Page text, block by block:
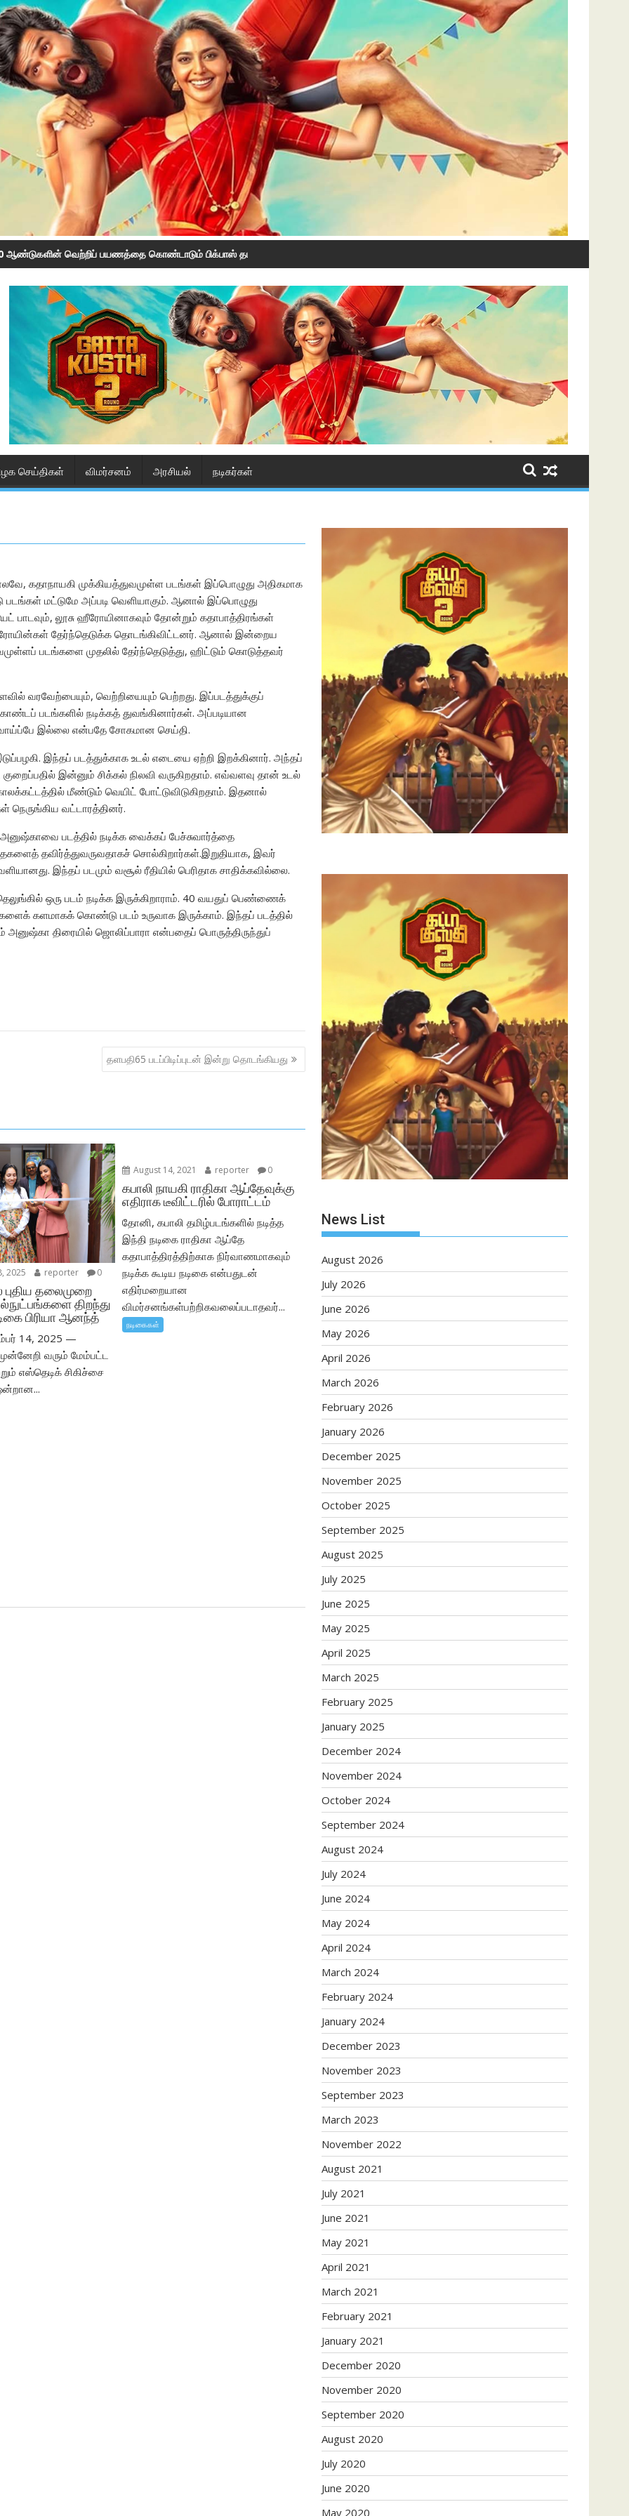
ஆண்டுகளின் வெற்றிப் பயணத்தை கொண்டாடும் பிக்பாஸ் தமிழ் சீசன் 10; ஆண்டின் மிகப்பெரிய பொழுதுபோக்கு திருவிழாவிற்கு ரசிகர்களை வரவேற்கும்
செய்திகள் விமர்சனம் அரசியல் நடிகர்கள்
கதாநாயகி முக்கியத்துவமுள்ள படங்கள் இப்பொழுது அதிகமாக
படங்கள் மட்டுமே அப்படி வெளியாகும். ஆனால் இப்பொழுது
பாடவும், லூசு ஹீரோயினாகவும் தோன்றும் கதாபாத்திரங்கள்
தேர்ந்தெடுக்க தொடங்கிவிட்டனர். ஆனால் இன்றைய
படங்களை முதலில் தேர்ந்தெடுத்து, ஹிட்டும் கொடுத்தவர்
வரவேற்பையும், வெற்றியையும் பெற்றது. இப்படத்துக்குப்
படங்களில் நடிக்கத் துவங்கினார்கள். அப்படியான
இல்லை என்பதே சோகமான செய்தி.
இந்தப் படத்துக்காக உடல் எடையை ஏற்றி இறக்கினார். அந்தப்
இன்னும் சிக்கல் நிலவி வருகிறதாம். எவ்வளவு தான் உடல்
மீண்டும் வெயிட் போட்டுவிடுகிறதாம். இதனால்
நெருங்கிய வட்டாரத்தினர்.
அனுஷ்காவை படத்தில் நடிக்க வைக்கப் பேச்சுவார்த்தை
தவிர்த்துவருவதாகச் சொல்கிறார்கள்.இறுதியாக, இவர்
இந்தப் படமும் வசூல் ரீதியில் பெரிதாக சாதிக்கவில்லை.
ஒரு படம் நடிக்க இருக்கிறாராம். 40 வயதுப் பெண்ணைக்
களமாகக் கொண்டு படம் உருவாக இருக்காம். இந்தப் படத்தில்
திரையில் ஜொலிப்பாரா என்பதைப் பொருத்திருந்துப்
தளபதி65 படப்பிடிப்புடன் இன்று தொடங்கியது
2025 reporter 0
புதிய தலைமுறை
திறந்து
பிரியா ஆனந்த்
14, 2025 —
வரும் மேம்பட்ட
எஸ்தெடிக் சிகிச்சை
August 14, 2021 reporter 0
கபாலி நாயகி ராதிகா ஆப்தேவுக்கு
எதிராக டீவிட்டரில் போராட்டம்
தோனி, கபாலி தமிழ்படங்களில் நடித்த
இந்தி நடிகை ராதிகா ஆப்தே
கதாபாத்திரத்திற்காக நிர்வாணமாகவும்
நடிக்க கூடிய நடிகை என்பதுடன்
எதிர்மறையான
விமர்சனங்கள்பற்றிகவலைப்படாதவர்...
நடிகைகள்
News List
August 2026
July 2026
June 2026
May 2026
April 2026
March 2026
February 2026
January 2026
December 2025
November 2025
October 2025
September 2025
August 2025
July 2025
June 2025
May 2025
April 2025
March 2025
February 2025
January 2025
December 2024
November 2024
October 2024
September 2024
August 2024
July 2024
June 2024
May 2024
April 2024
March 2024
February 2024
January 2024
December 2023
November 2023
September 2023
March 2023
November 2022
August 2021
July 2021
June 2021
May 2021
April 2021
March 2021
February 2021
January 2021
December 2020
November 2020
September 2020
August 2020
July 2020
June 2020
May 2020